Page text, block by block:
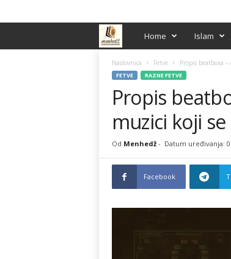
e
e
Home Islam
Naslovnica Fetve Propis beatboxa
FETVE RAZNE FETVE
Propis
muzici koji
Od Menhedž- Datum uređivanja:
Facebook